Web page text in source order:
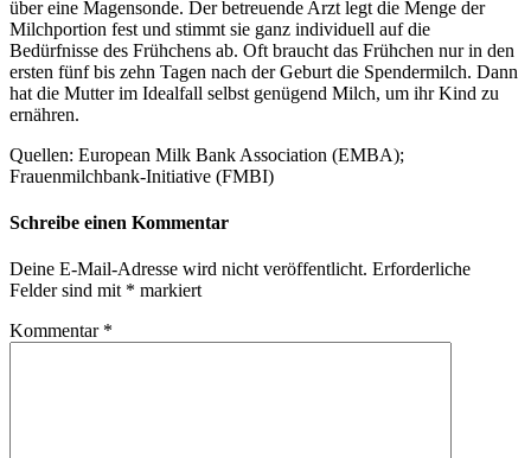
über eine Magensonde. Der betreuende Arzt legt die Menge der
Milchportion fest und stimmt sie ganz individuell auf die
Bedürfnisse des Frühchens ab. Oft braucht das Frühchen nur in den
ersten fünf bis zehn Tagen nach der Geburt die Spendermilch. Dann
hat die Mutter im Idealfall selbst genügend Milch, um ihr Kind zu
ernähren.
Quellen: European Milk Bank Association (EMBA);
Frauenmilchbank-Initiative (FMBI)
Schreibe einen Kommentar
Deine E-Mail-Adresse wird nicht veröffentlicht. Erforderliche
Felder sind mit * markiert
Kommentar *